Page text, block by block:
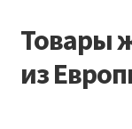
Перейти
навигации
Перейти
содержимому
Товары
из